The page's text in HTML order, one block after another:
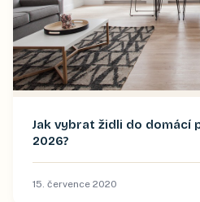
Jak vybrat židli do domácí
2026?
15. července 2020